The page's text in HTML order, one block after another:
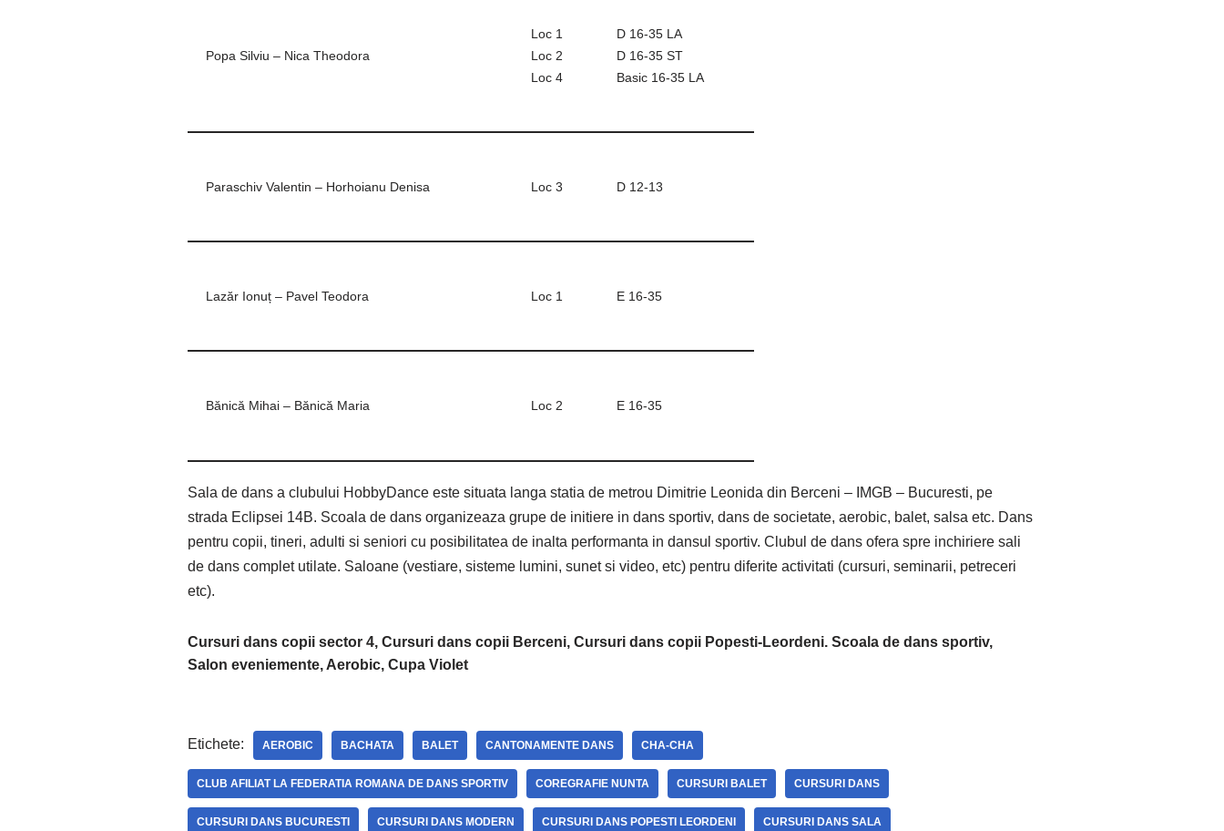
Popa Silviu – Nica Theodora
Loc 1
Loc 2
Loc 4
D 16-35 LA
D 16-35 ST
Basic 16-35 LA
Paraschiv Valentin – Horhoianu Denisa Loc 3 D 12-13
Lazăr Ionuț – Pavel Teodora Loc 1 E 16-35
Bănică Mihai – Bănică Maria Loc 2 E 16-35
Sala de dans a clubului HobbyDance este situata langa statia de metrou Dimitrie Leonida din Berceni – IMGB – Bucuresti, pe
strada Eclipsei 14B. Scoala de dans organizeaza grupe de initiere in dans sportiv, dans de societate, aerobic, balet, salsa etc. Dans
pentru copii, tineri, adulti si seniori cu posibilitatea de inalta performanta in dansul sportiv. Clubul de dans ofera spre inchiriere sali
de dans complet utilate. Saloane (vestiare, sisteme lumini, sunet si video, etc) pentru diferite activitati (cursuri, seminarii, petreceri
etc).
Cursuri dans copii sector 4, Cursuri dans copii Berceni, Cursuri dans copii Popesti-Leordeni. Scoala de dans sportiv,
Salon eveniemente, Aerobic, Cupa Violet
Etichete: AEROBIC BACHATA BALET CANTONAMENTE DANS CHA-CHA
CLUB AFILIAT LA FEDERATIA ROMANA DE DANS SPORTIV COREGRAFIE NUNTA CURSURI BALET CURSURI DANS
CURSURI DANS BUCURESTI CURSURI DANS MODERN CURSURI DANS POPESTI LEORDENI CURSURI DANS SALA